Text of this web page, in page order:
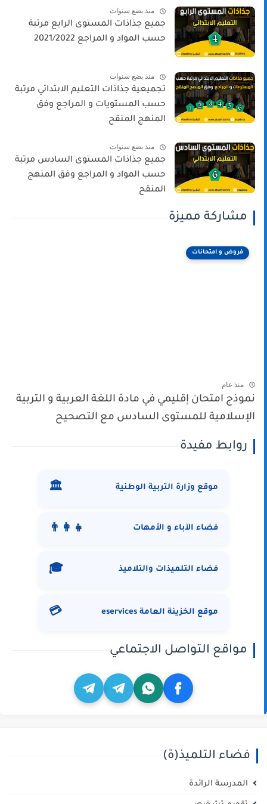
منذ بضع سنوات
جميع جذاذات المستوى الرابع مرتبة
حسب المواد و المراجع 2021/2022
منذ بضع سنوات
تجميعية جذاذات التعليم الابتدائي مرتبة
حسب المستويات و المراجع وفق
المنهج المنقح
منذ بضع سنوات
جميع جذاذات المستوى السادس مرتبة
حسب المواد و المراجع وفق المنهج
المنقح
مشاركة مميزة
فروض و امتحانات
منذ عام
نموذج امتحان إقليمي في مادة اللغة العربية و التربية
الإسلامية للمستوى السادس مع التصحيح
روابط مفيدة
موقع وزارة التربية الوطنية 🏛️
فضاء الآباء و الأمهات 👨‍👩‍👧
فضاء التلميذات والتلاميذ 🎓
موقع الخزينة العامة eservices 💳
مواقع التواصل الاجتماعي
فضاء التلميذ(ة)
المدرسة الرائدة